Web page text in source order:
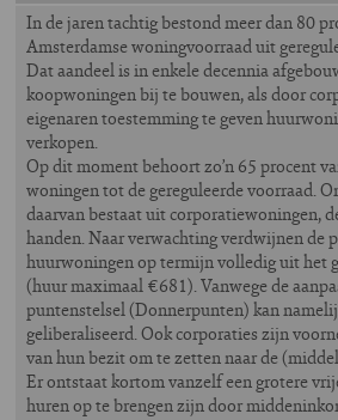
In de jaren tachtig bestond meer dan 80
Amsterdamse woningvoorraad uit
Dat aandeel is in enkele decennia
koopwoningen bij te bouwen, als door
eigenaren toestemming te geven
verkopen.
Op dit moment behoort zo’n 65 procent
woningen tot de gereguleerde voorraad.
daarvan bestaat uit corporatiewoningen,
handen. Naar verwachting verdwijnen de
huurwoningen op termijn volledig uit het
(huur maximaal €681). Vanwege de
puntenstelsel (Donnerpunten) kan
geliberaliseerd. Ook corporaties zijn
van hun bezit om te zetten naar de
Er ontstaat kortom vanzelf een grotere
huren op te brengen zijn door